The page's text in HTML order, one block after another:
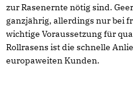
zur Rasenernte nötig sind.
ganzjährig, allerdings nur bei
wichtige Voraussetzung für
Rollrasens ist die schnelle
europaweiten Kunden.